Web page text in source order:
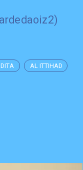
AL ITTIHAD